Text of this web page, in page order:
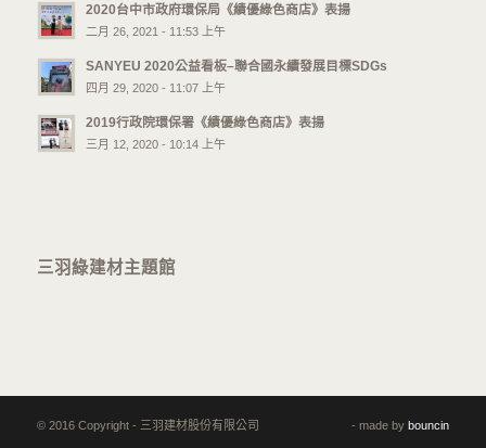
2020台中市政府環保局《績優綠色商店》表揚
二月 26, 2021 - 11:53 上午
SANYEU 2020公益看板–聯合國永續發展目標SDGs
四月 29, 2020 - 11:07 上午
2019行政院環保署《績優綠色商店》表揚
三月 12, 2020 - 10:14 上午
三羽綠建材主題館
© 2016 Copyright - 三羽建材股份有限公司 - made bybouncin